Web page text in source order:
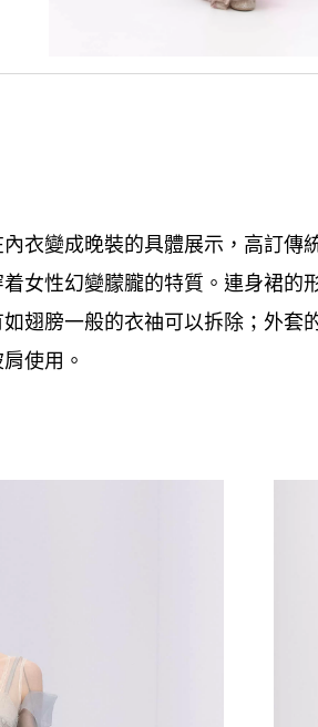
衣變成晚裝的具體展示 ， 高訂傳
女性幻變朦朧的特質。連身裙的
翅膀一般的衣䄂可以拆除 ； 外套
使用。